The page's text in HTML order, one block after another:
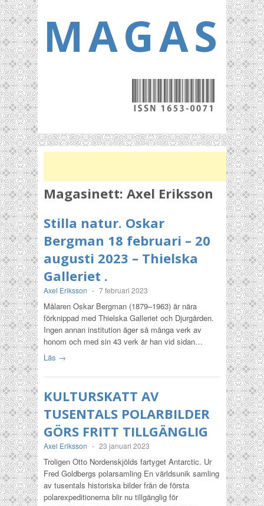
Magasinett: Axel Eriksson
Stilla natur. Oskar
Bergman 18 februari – 20
augusti 2023 – Thielska
Galleriet .
Axel Eriksson - 7 februari 2023
Målaren Oskar Bergman (1879–1963) är nära
förknippad med Thielska Galleriet och Djurgården.
Ingen annan institution äger så många verk av
honom och med sin 43 verk är han vid sidan…
Läs →
KULTURSKATT AV
TUSENTALS POLARBILDER
GÖRS FRITT TILLGÄNGLIG
Axel Eriksson - 23 januari 2023
Troligen Otto Nordenskjölds fartyget Antarctic. Ur
Fred Goldbergs polarsamling En världsunik samling
av tusentals historiska bilder från de första
polarexpeditionerna blir nu tillgänglig för